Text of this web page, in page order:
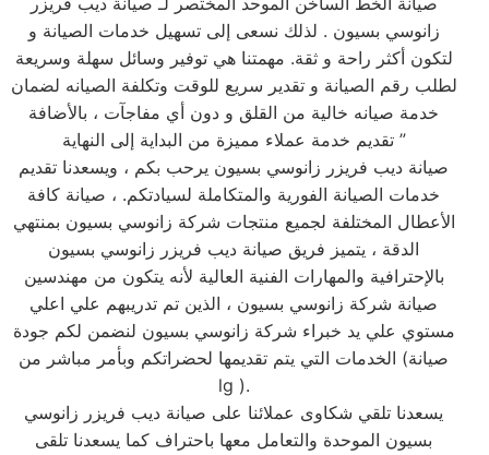
زانوسي بسيون . لذلك نسعى إلى تسهيل خدمات الصيانة و
لتكون أكثر راحة و ثقة. مهمتنا هي توفير وسائل سهلة وسريعة
لطلب رقم الصيانة و تقدير سريع للوقت وتكلفة الصيانه لضمان
خدمة صيانه خالية من القلق و دون أي مفاجآت ، بالأضافة
تقديم خدمة عملاء مميزة من البداية إلى النهاية ”
صيانة ديب فريزر زانوسي بسيون يرحب بكم ، ويسعدنا تقديم
خدمات الصيانة الفورية والمتكاملة لسيادتكم. ، صيانة كافة
الأعطال المختلفة لجميع منتجات شركة زانوسي بسيون بمنتهي
الدقة ، يتميز فريق صيانة ديب فريزر زانوسي بسيون
بالإحترافية والمهارات الفنية العالية لأنه يتكون من مهندسين
صيانة شركة زانوسي بسيون ، الذين تم تدريبهم علي اعلي
مستوي علي يد خبراء شركة زانوسي بسيون لنضمن لكم جودة
الخدمات التي يتم تقديمها لحضراتكم وبأمر مباشر من (صيانة
lg ).
يسعدنا تلقي شكاوى عملائنا على صيانة ديب فريزر زانوسي
بسيون الموحدة والتعامل معها باحتراف كما يسعدنا تلقى